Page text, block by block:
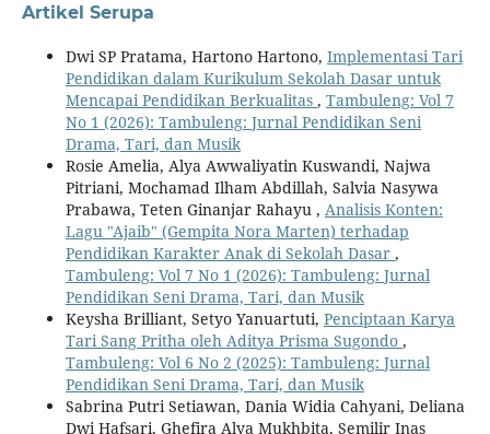
Artikel Serupa
Dwi SP Pratama, Hartono Hartono, Implementasi Tari
Pendidikan dalam Kurikulum Sekolah Dasar untuk
Mencapai Pendidikan Berkualitas , Tambuleng: Vol 7
No 1 (2026): Tambuleng: Jurnal Pendidikan Seni
Drama, Tari, dan Musik
Rosie Amelia, Alya Awwaliyatin Kuswandi, Najwa
Pitriani, Mochamad Ilham Abdillah, Salvia Nasywa
Prabawa, Teten Ginanjar Rahayu , Analisis Konten:
Lagu "Ajaib" (Gempita Nora Marten) terhadap
Pendidikan Karakter Anak di Sekolah Dasar ,
Tambuleng: Vol 7 No 1 (2026): Tambuleng: Jurnal
Pendidikan Seni Drama, Tari, dan Musik
Keysha Brilliant, Setyo Yanuartuti, Penciptaan Karya
Tari Sang Pritha oleh Aditya Prisma Sugondo ,
Tambuleng: Vol 6 No 2 (2025): Tambuleng: Jurnal
Pendidikan Seni Drama, Tari, dan Musik
Sabrina Putri Setiawan, Dania Widia Cahyani, Deliana
Dwi Hafsari, Ghefira Alya Mukhbita, Semilir Inas